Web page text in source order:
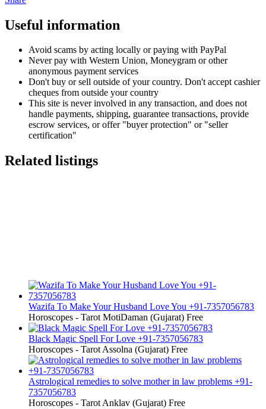
Useful information
Avoid scams by acting locally or paying with PayPal
Never pay with Western Union, Moneygram or other
anonymous payment services
Don't buy or sell outside of your country. Don't accept cashier
cheques from outside your country
This site is never involved in any transaction, and does not
handle payments, shipping, guarantee transactions, provide
escrow services, or offer "buyer protection" or "seller
certification"
Related listings
Wazifa To Make Your Husband Love You +91-7357056783
Horoscopes - Tarot MotiDaman (Gujarat) Free
Black Magic Spell For Love +91-7357056783
Horoscopes - Tarot Assolna (Gujarat) Free
Astrological remedies to solve mother in law problems +91-
7357056783
Horoscopes - Tarot Anklav (Gujarat) Free